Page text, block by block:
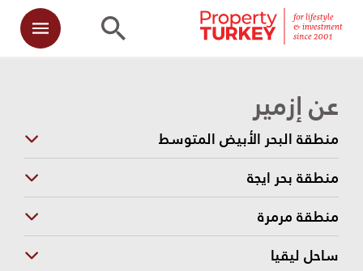
عن إزمير
منطقة البحر الأبيض المتوسط
منطقة بحر ايجة
منطقة مرمرة
ساحل ليقيا